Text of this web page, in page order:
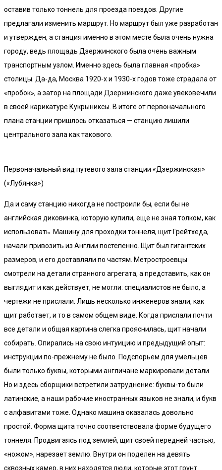
оставив только тоннель для проезда поездов. Другие
предлагали изменить маршрут. Но маршрут был уже разработан
и утвержден, а станция именно в этом месте была очень нужна
городу, ведь площадь Дзержинского была очень важным
транспортным узлом. Именно здесь была главная «пробка»
столицы. Да-да, Москва 1920-х и 1930-х годов тоже страдала от
«пробок», а затор на площади Дзержинского даже увековечили
в своей карикатуре Кукрыниксы. В итоге от первоначального
плана станции пришлось отказаться — станцию лишили
центрального зала как такового.
Первоначальный вид путевого зала станции «Дзержинская»
(«Лубянка»)
Да и саму станцию никогда не построили бы, если бы не
английская диковинка, которую купили, еще не зная толком, как
использовать. Машину для проходки тоннеля, щит Грейтхеда,
начали привозить из Англии постепенно. Щит был гигантских
размеров, и его доставляли по частям. Метростроевцы
смотрели на детали странного агрегата, а представить, как он
выглядит и как действует, не могли: специалистов не было, а
чертежи не прислали. Лишь несколько инженеров знали, как
щит работает, и то в самом общем виде. Когда прислали почти
все детали и общая картина слегка прояснилась, щит начали
собирать. Опирались на свою интуицию и предыдущий опыт:
инструкции по-прежнему не было. Подспорьем для умельцев
были только буквы, которыми англичане маркировали детали.
Но и здесь сборщики встретили затруднение: буквы-то были
латинские, а наши рабочие иностранных языков не знали, и букв
с алфавитами тоже. Однако машина оказалась довольно
простой. Форма щита точно соответствовала форме будущего
тоннеля. Продвигаясь под землей, щит своей передней частью,
«ножом», нарезает землю. Внутри он поделен на девять
сквозных камер, в них находятся люди, которые этот грунт